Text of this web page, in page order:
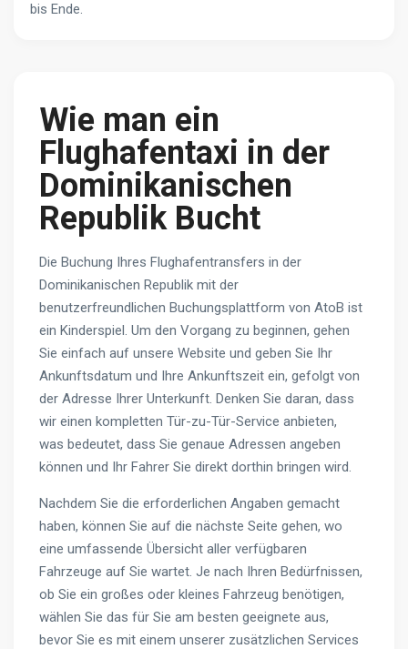
bis Ende.
Wie man ein
Flughafentaxi in der
Dominikanischen
Republik Bucht
Die Buchung Ihres Flughafentransfers in der
Dominikanischen Republik mit der
benutzerfreundlichen Buchungsplattform von AtoB ist
ein Kinderspiel. Um den Vorgang zu beginnen, gehen
Sie einfach auf unsere Website und geben Sie Ihr
Ankunftsdatum und Ihre Ankunftszeit ein, gefolgt von
der Adresse Ihrer Unterkunft. Denken Sie daran, dass
wir einen kompletten Tür-zu-Tür-Service anbieten,
was bedeutet, dass Sie genaue Adressen angeben
können und Ihr Fahrer Sie direkt dorthin bringen wird.
Nachdem Sie die erforderlichen Angaben gemacht
haben, können Sie auf die nächste Seite gehen, wo
eine umfassende Übersicht aller verfügbaren
Fahrzeuge auf Sie wartet. Je nach Ihren Bedürfnissen,
ob Sie ein großes oder kleines Fahrzeug benötigen,
wählen Sie das für Sie am besten geeignete aus,
bevor Sie es mit einem unserer zusätzlichen Services